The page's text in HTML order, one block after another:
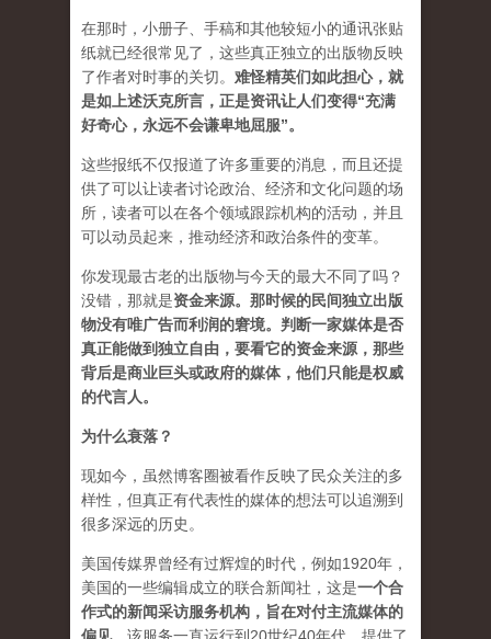
在那时，小册子、手稿和其他较短小的通讯张贴
纸就已经很常见了，这些真正独立的出版物反映
了作者对时事的关切。 难怪精英们如此担心，就
是如上述沃克所言，正是资讯让人们变得“充满
好奇心，永远不会谦卑地屈服”。
这些报纸不仅报道了许多重要的消息，而且还提
供了可以让读者讨论政治、经济和文化问题的场
所，读者可以在各个领域跟踪机构的活动，并且
可以动员起来，推动经济和政治条件的变革。
你发现最古老的出版物与今天的最大不同了吗？
没错，那就是资金来源。 那时候的民间独立出版
物没有唯广告而利润的窘境。判断一家媒体是否
真正能做到独立自由，要看它的资金来源，那些
背后是商业巨头或政府的媒体，他们只能是权威
的代言人。
为什么衰落？
现如今，虽然博客圈被看作反映了民众关注的多
样性，但真正有代表性的媒体的想法可以追溯到
很多深远的历史。
美国传媒界曾经有过辉煌的时代，例如1920年，
美国的一些编辑成立的联合新闻社，这是一个合
作式的新闻采访服务机构，旨在对付主流媒体的